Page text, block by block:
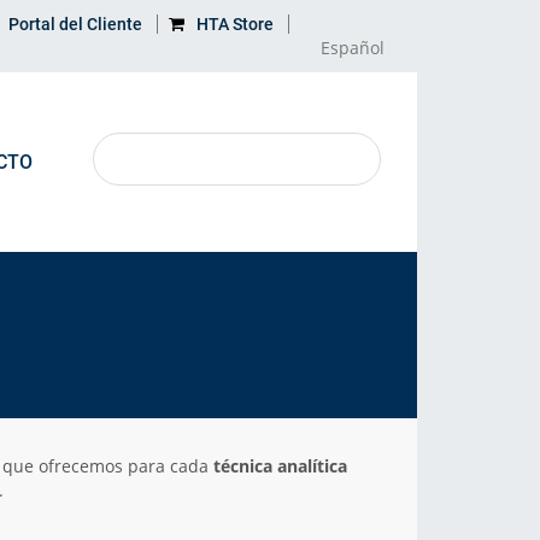
Portal del Cliente HTA Store
Español
Producto descontinuado
Glosario
ofrecemos para cada técnica analítica